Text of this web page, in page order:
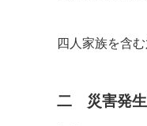
四人家族を含
二 災害発生